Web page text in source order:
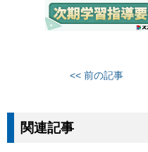
<< 前の記事
関連記事